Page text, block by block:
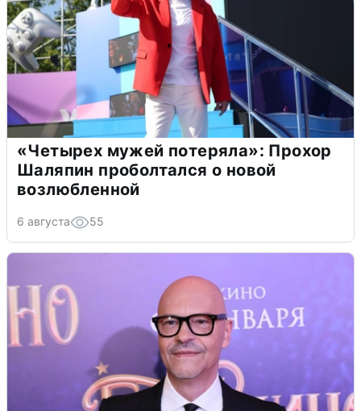
«Четырех мужей потеряла»: Прохор
Шаляпин проболтался о новой
возлюбленной
6 августа 55